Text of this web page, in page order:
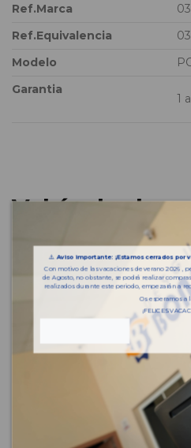
Ref.Marca
Ref.Equivalencia
Modelo
Garantia
1
Vehículo de
⚠️ Aviso importante: ¡Estamos cerrados por
Con motivo de las vacaciones de verano 2026 ,
de Agosto, no obstante, se podrá realizar
realizados durante este periodo, empezarán a
Os esperamos a
¡FELICES